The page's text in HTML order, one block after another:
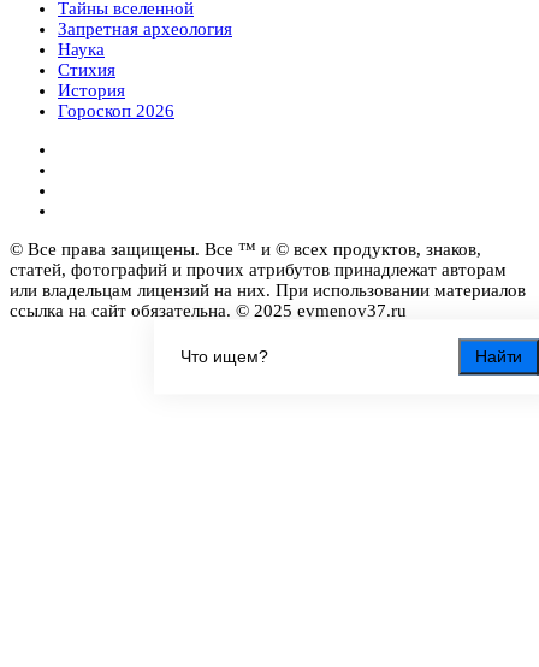
Найти
Тайны вселенной
Запретная археология
Наука
Стихия
История
Гороскоп 2026
© Все права защищены. Все ™ и © всех продуктов, знаков,
статей, фотографий и прочих атрибутов принадлежат авторам
или владельцам лицензий на них. При использовании материалов
ссылка на сайт обязательна. © 2025 evmenov37.ru